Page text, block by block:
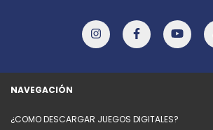
NAVEGACIÓN
¿COMO DESCARGAR JUEGOS DIGITALES?